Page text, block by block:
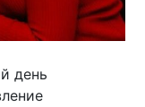
день